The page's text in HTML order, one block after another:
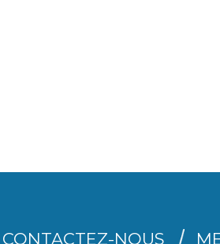
CONTACTEZ-NOUS